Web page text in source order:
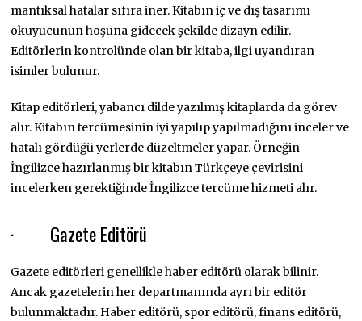
mantıksal hatalar sıfıra iner. Kitabın iç ve dış tasarımı
okuyucunun hoşuna gidecek şekilde dizayn edilir.
Editörlerin kontrolünde olan bir kitaba, ilgi uyandıran
isimler bulunur.
Kitap editörleri, yabancı dilde yazılmış kitaplarda da görev
alır. Kitabın tercümesinin iyi yapılıp yapılmadığını inceler ve
hatalı gördüğü yerlerde düzeltmeler yapar. Örneğin
İngilizce hazırlanmış bir kitabın Türkçeye çevirisini
incelerken gerektiğinde İngilizce tercüme hizmeti alır.
· Gazete Editörü
Gazete editörleri genellikle haber editörü olarak bilinir.
Ancak gazetelerin her departmanında ayrı bir editör
bulunmaktadır. Haber editörü, spor editörü, finans editörü,